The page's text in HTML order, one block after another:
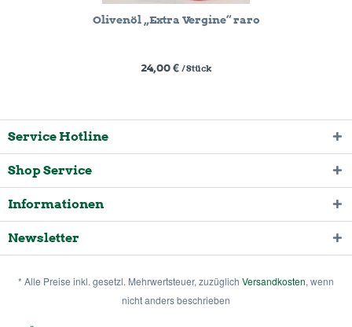
Olivenöl „Extra Vergine“ raro
24,00 € / Stück
Service Hotline
Shop Service
Informationen
Newsletter
* Alle Preise inkl. gesetzl. Mehrwertsteuer, zuzüglich Versandkosten, wenn
nicht anders beschrieben